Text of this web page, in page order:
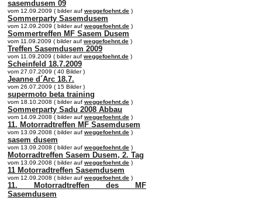
sasemdusem 09
vom 12.09.2009 ( bilder auf weggefoehnt.de )
Sommerparty Sasemdusem
vom 12.09.2009 ( bilder auf weggefoehnt.de )
Sommertreffen MF Sasem Dusem
vom 11.09.2009 ( bilder auf weggefoehnt.de )
Treffen Sasemdusem 2009
vom 11.09.2009 ( bilder auf weggefoehnt.de )
Scheinfeld 18.7.2009
vom 27.07.2009 ( 40 Bilder )
Jeanne d´Arc 18.7.
vom 26.07.2009 ( 15 Bilder )
supermoto beta training
vom 18.10.2008 ( bilder auf weggefoehnt.de )
Sommerparty Sadu 2008 Abbau
vom 14.09.2008 ( bilder auf weggefoehnt.de )
11. Motorradtreffen MF Sasemdusem
vom 13.09.2008 ( bilder auf weggefoehnt.de )
sasem dusem
vom 13.09.2008 ( bilder auf weggefoehnt.de )
Motorradtreffen Sasem Dusem, 2. Tag
vom 13.09.2008 ( bilder auf weggefoehnt.de )
11 Motorradtreffen Sasemdusem
vom 12.09.2008 ( bilder auf weggefoehnt.de )
11. Motorradtreffen des MF
Sasemdusem